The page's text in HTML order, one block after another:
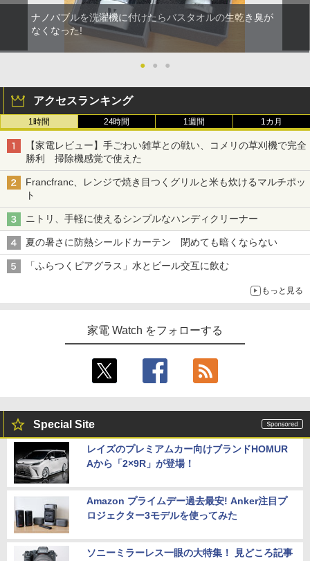
ナノバブルを洗濯機に付けたらバスタオルの生乾き臭が
なくなった!
● ● ●
アクセスランキング
1時間 24時間 1週間 1カ月
【家電レビュー】手ごわい雑草との戦い、コメリの草刈機で完全
勝利 掃除機感覚で使えた
Francfranc、レンジで焼き目つくグリルと米も炊けるマルチポッ
ト
ニトリ、手軽に使えるシンプルなハンディクリーナー
夏の暑さに防熱シールドカーテン 閉めても暗くならない
「ふらつくビアグラス」水とビール交互に飲む
もっと見る
家電 Watch をフォローする
Special Site
レイズのプレミアムカー向けブランドHOMUR
Aから「2×9R」が登場！
Amazon プライムデー過去最安! Anker注目プ
ロジェクター3モデルを使ってみた
ソニーミラーレス一眼の大特集！ 見どころ記事